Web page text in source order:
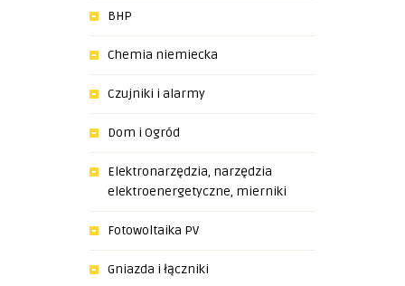
BHP
Chemia niemiecka
Czujniki i alarmy
Dom i Ogród
Elektronarzędzia, narzędzia
elektroenergetyczne, mierniki
Fotowoltaika PV
Gniazda i łączniki